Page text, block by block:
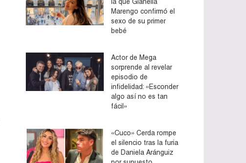
Marengo confirmó el
sexo de su primer
bebé
Actor de Mega
sorprende al revelar
episodio de
infidelidad: «Esconder
algo así no es tan
fácil»
«Cuco» Cerda rompe
el silencio tras la furia
de Daniela Aránguiz